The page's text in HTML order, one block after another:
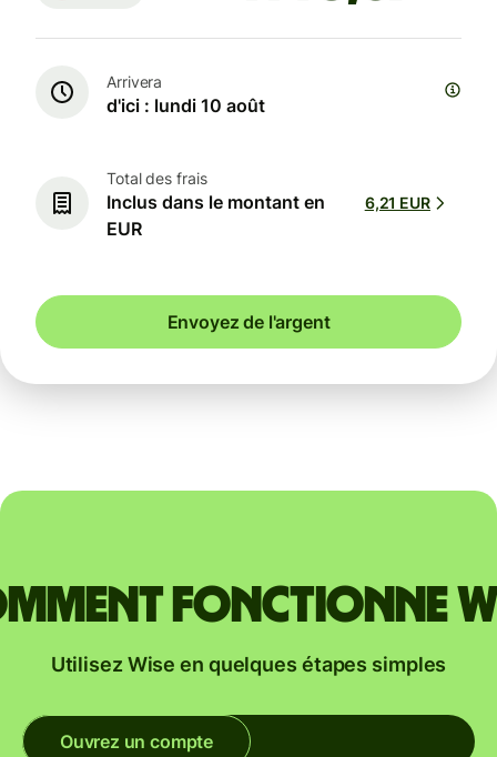
Arrivera
d'ici : lundi 10 août
Total des frais
Inclus dans le montant en
EUR
6,21 EUR
Envoyez de l'argent
fonctionne
Utilisez Wise en quelques étapes simples
Ouvrez un compte